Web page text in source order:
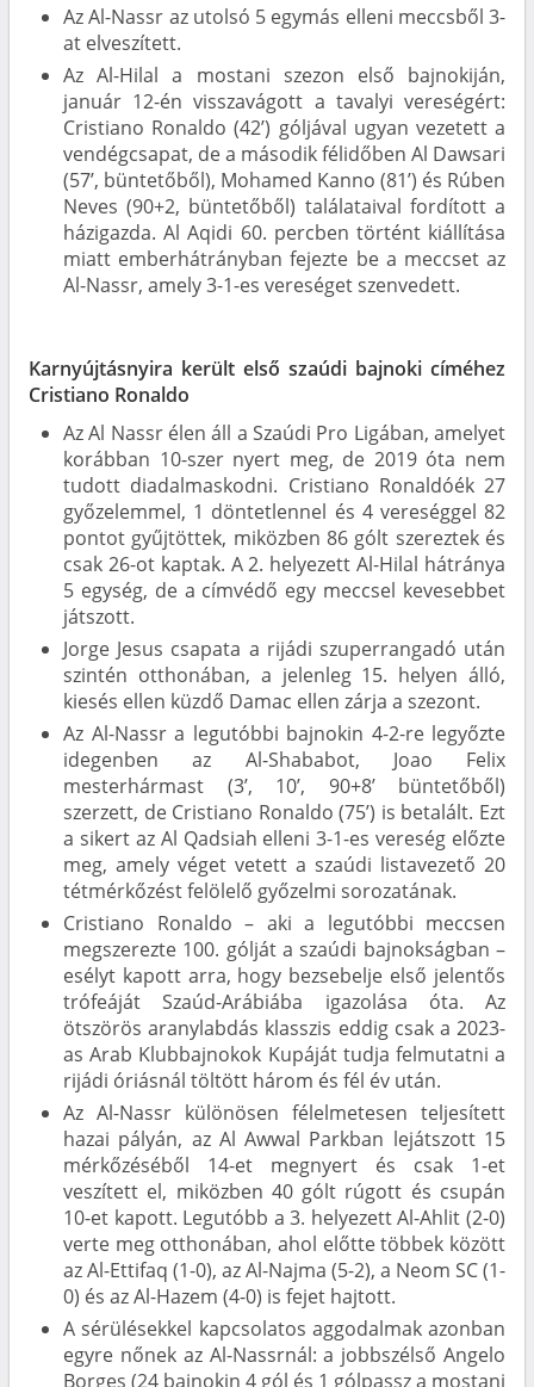
Az Al-Nassr az utolsó 5 egymás elleni meccsből 3-
at elveszített.
Az Al-Hilal a mostani szezon első bajnokiján,
január 12-én visszavágott a tavalyi vereségért:
Cristiano Ronaldo (42’) góljával ugyan vezetett a
vendégcsapat, de a második félidőben Al Dawsari
(57’, büntetőből), Mohamed Kanno (81’) és Rúben
Neves (90+2, büntetőből) találataival fordított a
házigazda. Al Aqidi 60. percben történt kiállítása
miatt emberhátrányban fejezte be a meccset az
Al-Nassr, amely 3-1-es vereséget szenvedett.
Karnyújtásnyira került első szaúdi bajnoki címéhez
Cristiano Ronaldo
Az Al Nassr élen áll a Szaúdi Pro Ligában, amelyet
korábban 10-szer nyert meg, de 2019 óta nem
tudott diadalmaskodni. Cristiano Ronaldóék 27
győzelemmel, 1 döntetlennel és 4 vereséggel 82
pontot gyűjtöttek, miközben 86 gólt szereztek és
csak 26-ot kaptak. A 2. helyezett Al-Hilal hátránya
5 egység, de a címvédő egy meccsel kevesebbet
játszott.
Jorge Jesus csapata a rijádi szuperrangadó után
szintén otthonában, a jelenleg 15. helyen álló,
kiesés ellen küzdő Damac ellen zárja a szezont.
Az Al-Nassr a legutóbbi bajnokin 4-2-re legyőzte
idegenben az Al-Shababot, Joao Felix
mesterhármast (3’, 10’, 90+8’ büntetőből)
szerzett, de Cristiano Ronaldo (75’) is betalált. Ezt
a sikert az Al Qadsiah elleni 3-1-es vereség előzte
meg, amely véget vetett a szaúdi listavezető 20
tétmérkőzést felölelő győzelmi sorozatának.
Cristiano Ronaldo – aki a legutóbbi meccsen
megszerezte 100. gólját a szaúdi bajnokságban –
esélyt kapott arra, hogy bezsebelje első jelentős
trófeáját Szaúd-Arábiába igazolása óta. Az
ötszörös aranylabdás klasszis eddig csak a 2023-
as Arab Klubbajnokok Kupáját tudja felmutatni a
rijádi óriásnál töltött három és fél év után.
Az Al-Nassr különösen félelmetesen teljesített
hazai pályán, az Al Awwal Parkban lejátszott 15
mérkőzéséből 14-et megnyert és csak 1-et
veszített el, miközben 40 gólt rúgott és csupán
10-et kapott. Legutóbb a 3. helyezett Al-Ahlit (2-0)
verte meg otthonában, ahol előtte többek között
az Al-Ettifaq (1-0), az Al-Najma (5-2), a Neom SC (1-
0) és az Al-Hazem (4-0) is fejet hajtott.
A sérülésekkel kapcsolatos aggodalmak azonban
egyre nőnek az Al-Nassrnál: a jobbszélső Angelo
Borges (24 bajnokin 4 gól és 1 gólpassz a mostani